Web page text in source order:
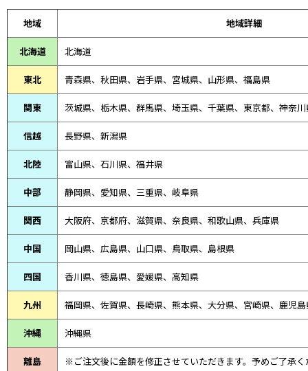
地域 地域詳細
北海道 北海道
東北 青森県、 秋田県、 岩手県、宮城県、山形県、福島県
関東 茨城県、栃木県、群馬県、埼玉県、千葉県、東京都、神奈
信越 長野県、新潟県
北陸 富山県、 石川県、 福井県
中部 静岡県、 愛知県、 三重県、 岐阜県
関西 大阪府、京都府、滋賀県、奈良県、和歌山県、兵庫県
中国 岡山県、広島県、山口県、鳥取県、島根県
四国 香川県、徳島県、愛媛県、高知県
九州 福岡県、佐賀県、長崎県、熊本県、大分県、宮崎県、鹿児
沖縄 沖縄県
離島 ※ご注文後に金額を修正させていただきます。予めご了承く